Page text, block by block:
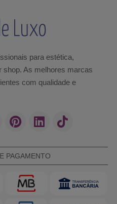
para estética,
shop. As melhores marcas
com qualidade e
PAGAMENTO